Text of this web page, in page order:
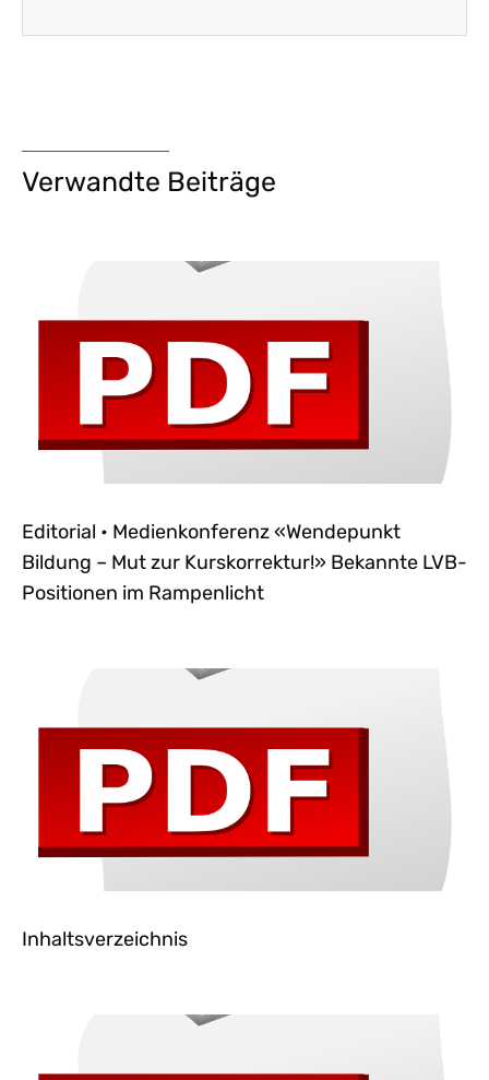
Verwandte Beiträge
Editorial • Medienkonferenz «Wendepunkt
Bildung – Mut zur Kurskorrektur!» Bekannte LVB-
Positionen im Rampenlicht
Inhaltsverzeichnis